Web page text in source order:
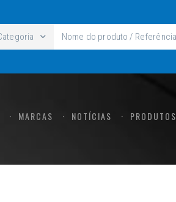
MARCAS NOTÍCIAS PRODUTOS